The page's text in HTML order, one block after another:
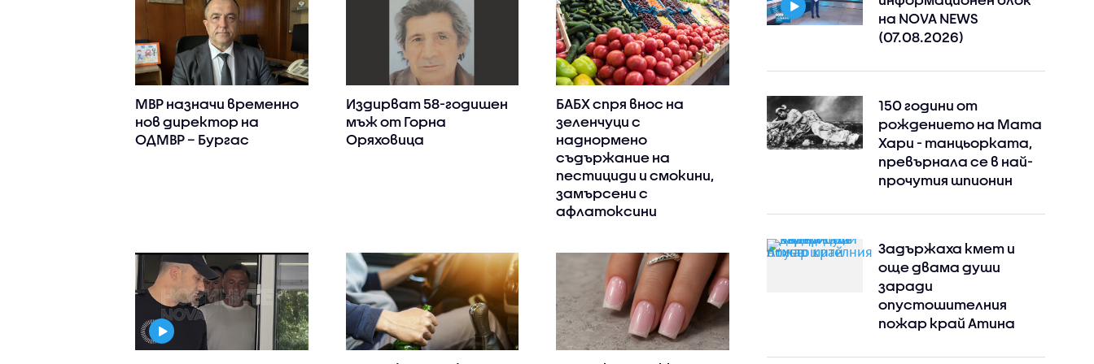
МВР назначи временно
нов директор на
ОДМВР – Бургас
Издирват 58-годишен
мъж от Горна
Оряховица
БАБХ спря внос на
зеленчуци с
наднормено
съдържание на
пестициди и смокини,
замърсени с
афлатоксини
на NOVA NEWS
(07.08.2026)
150 години от
рождението на Мата
Хари - танцьорката,
превърнала се в най-
прочутия шпионин
Задържаха кмет и
още двама души
заради
опустошителния
пожар край Атина